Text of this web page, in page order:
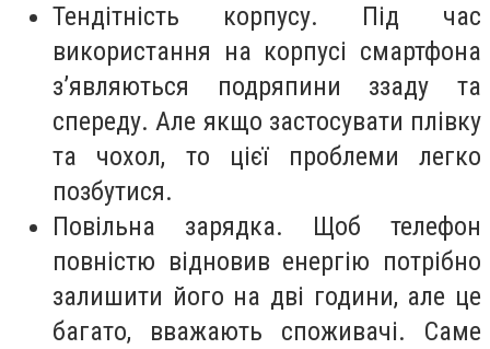
Тендітність корпусу. Під час
використання на корпусі смартфона
з’являються подряпини ззаду та
спереду. Але якщо застосувати плівку
та чохол, то цієї проблеми легко
позбутися.
Повільна зарядка. Щоб телефон
повністю відновив енергію потрібно
залишити його на дві години, але це
багато, вважають споживачі. Саме